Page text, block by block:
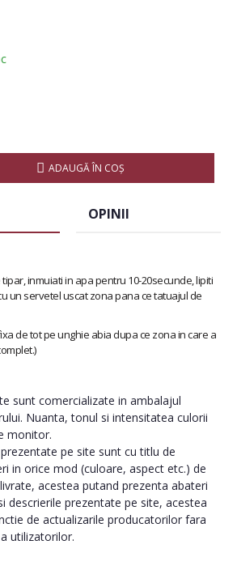
ADAUGĂ ÎN COŞ
OPINII
inmuiati in apa pentru 10-20secunde, lipiti
un servetel uscat zona pana ce tatuajul de
de tot pe unghie abia dupa ce zona in care a
sunt comercializate in ambalajul
Nuanta, tonul si intensitatea culorii
monitor.
pe site sunt cu titlu de
in orice mod (culoare, aspect etc.) de
acestea putand prezenta abateri
descrierile prezentate pe site, acestea
de actualizarile producatorilor fara
utilizatorilor.